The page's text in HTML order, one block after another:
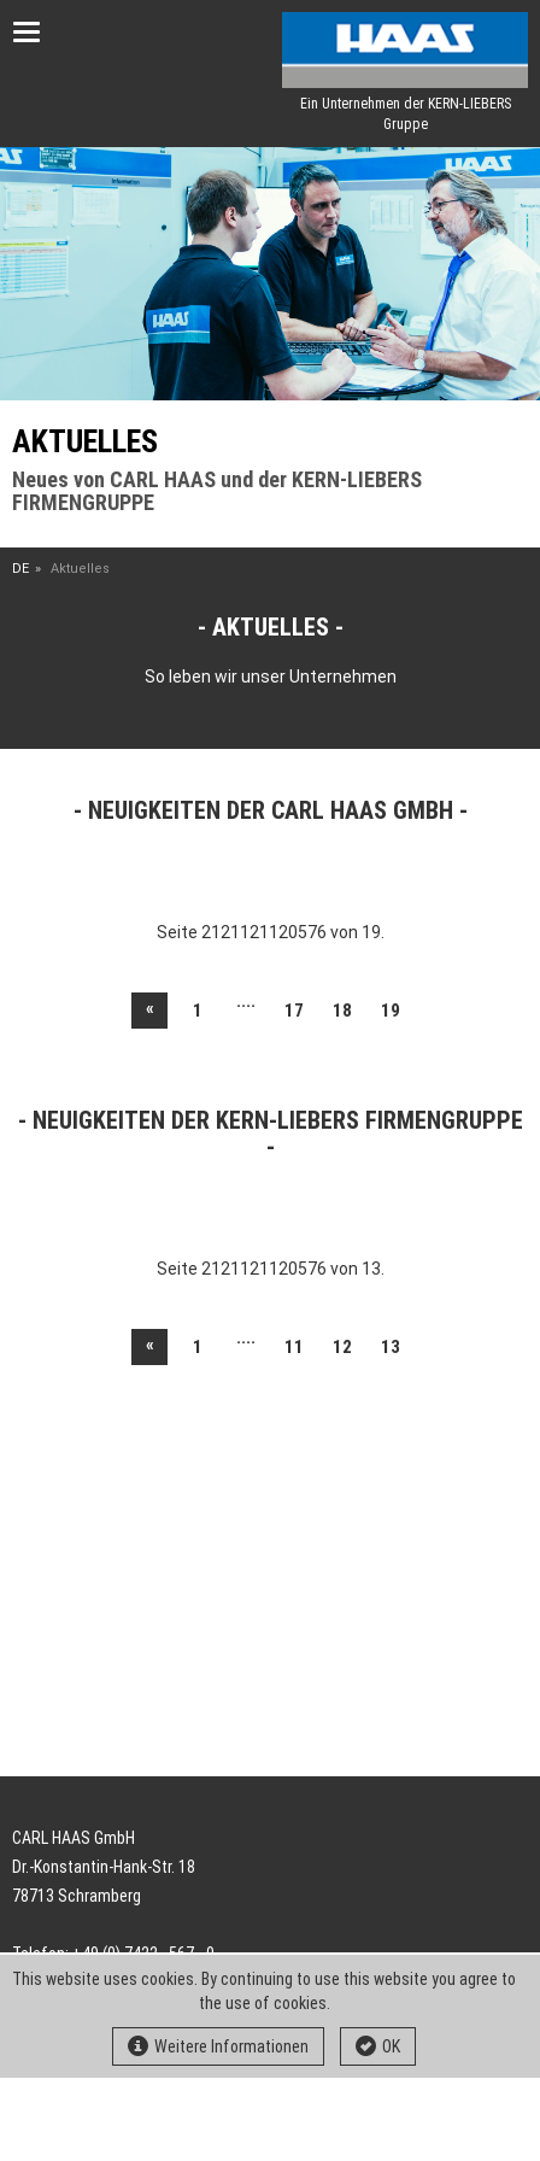
Toggle
Ein Unternehmen der KERN-LIEBERS
Gruppe
AKTUELLES
Neues von CARL HAAS und der KERN-LIEBERS
FIRMENGRUPPE
DE Aktuelles
AKTUELLES
So leben wir unser Unternehmen
NEUIGKEITEN DER CARL HAAS GMBH
Seite 2121121120576 von 19.
« 1 .... 17 18 19
NEUIGKEITEN DER KERN-LIEBERS FIRMENGRUPPE
Seite 2121121120576 von 13.
« 1 .... 11 12 13
CARL HAAS GmbH
Dr.-Konstantin-Hank-Str. 18
78713 Schramberg
Telefon: +49 (0) 7422 . 567 - 0
Telefax: +49 (0) 7422 . 567 - 239
info-ch@kern-liebers.com
This website uses cookies. By continuing to use this website you agree to
the use of cookies.
Weitere Informationen OK